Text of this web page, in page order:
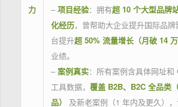
力
– 项目经验：拥有超 10 个大型品牌
化经历，曾帮助大企业提升国际品
台提升超 50% 流量增长（月破 14 万
业绩。
– 案例真实：所有案例含具体网址和
工具数据， 覆盖 B2B、B2C 全品类
品）
及新老案例（1 年内及更久）